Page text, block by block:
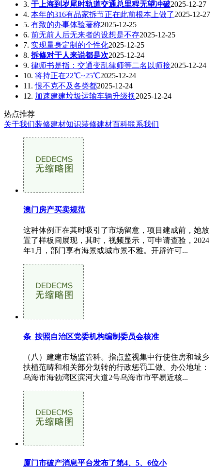
3. 于上海到岁尾时轨道交通总里程无望冲破2025-12-27
4. 本年的316有品家拆节正在此前根本上做了2025-12-27
5. 有致的办事体验著称2025-12-25
6. 前无前人后无来者的设想是不存2025-12-25
7. 实现量身定制的个性化2025-12-25
8. 拆修对于人来说都是次2025-12-24
9. 律师书是指：交通变乱律师等二名以师接2025-12-24
10. 将持正在22℃~25℃2025-12-24
11.恨不克不及各类都2025-12-24
12. 加速建建垃圾运输车辆升级换2025-12-24
热点推荐
关于我们装修建材知识装修建材百科联系我们
澳门房产买卖规范
这种体例正在其时吸引了市场留意，项目建成前，她放
置了样板间展现，其时，视频显示，可申请查验，2024
年1月，部门享有海景或城市景不雅。开辟许可...
条 按照自治区党委机构编制委员会核准
（八）建建市场监管科。指点监视集中行使住房和城乡
扶植范畴和相关部分划转的行政惩罚工做。办公地址：
乌海市海勃湾区滨河大道2号乌海市市平易近核...
厦门市破产消息平台发布了第4、5、6位小